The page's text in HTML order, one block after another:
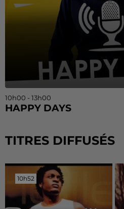
10h00 - 13h00
HAPPY DAYS
TITRES DIFFUSÉS
10h52
10h52